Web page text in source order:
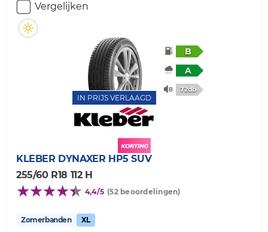
Vergelijken
IN PRIJS VERLAAGD
B
A
72db
KLEBER DYNAXER HP5 SUV
255/60 R18 112 H
4,4/5 (52 beoordelingen)
Zomerbanden XL